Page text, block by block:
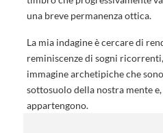
una breve permanenza ottica.
La mia indagine è cercare di
reminiscenze di sogni
immagine archetipiche che
sottosuolo della nostra mente
appartengono.